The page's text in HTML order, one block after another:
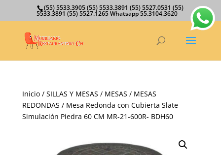
(55) 5533.3905 (55) 5533.3891 (55) 5527.0531 (55)
5533.3891 (55) 5527.1265 Whatsapp 55.3104.3620
Inicio/ SILLAS Y MESAS / MESAS / MESAS
REDONDAS / Mesa Redonda con Cubierta Slate
Simulación Piedra 60 CM MR-21-600R- BDH60